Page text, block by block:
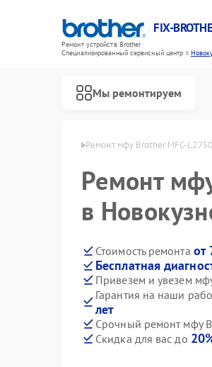
FIX-
Ремонт устройств Brother
Специализированный cервисный центр г.
Мы ремонтируем
в Новокузнецке Ремонт мфу Brother MFC-
Ремонт
в
Стоимость ремонта от
Бесплатная
Привезем и увезем
Гарантия на наши
лет
Срочный ремонт мфу
Скидка для вас до